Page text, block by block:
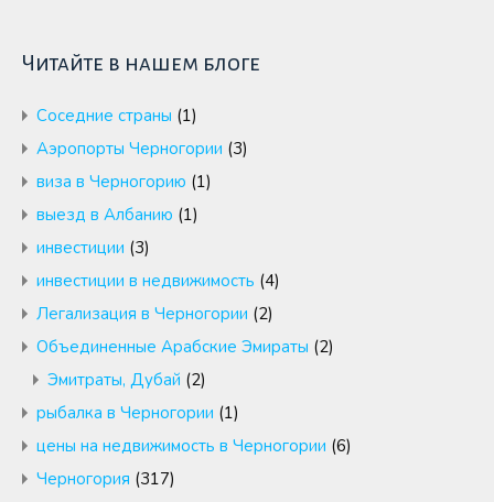
Читайте в нашем блоге
Cоседние страны (1)
Аэропорты Черногории (3)
виза в Черногорию (1)
выезд в Албанию (1)
инвестиции (3)
инвестиции в недвижимость (4)
Легализация в Черногории (2)
Объединенные Арабские Эмираты (2)
Эмитраты, Дубай (2)
рыбалка в Черногории (1)
цены на недвижимость в Черногории (6)
Черногория (317)